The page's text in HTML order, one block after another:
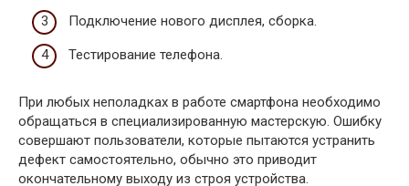
Подключение нового дисплея, сборка.
Тестирование телефона.
При любых неполадках в работе смартфона необходимо
обращаться в специализированную мастерскую. Ошибку
совершают пользователи, которые пытаются устранить
дефект самостоятельно, обычно это приводит
окончательному выходу из строя устройства.